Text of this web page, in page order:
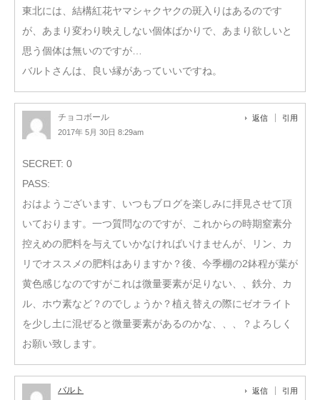
東北には、結構紅花ヤマシャクヤクの斑入りはあるのです
が、あまり変わり映えしない個体ばかりで、あまり欲しいと
思う個体は無いのですが…
バルトさんは、良い縁があっていいですね。
チョコボール
2017年 5月 30日 8:29am
返信 引用
SECRET: 0
PASS:
おはようございます、いつもブログを楽しみに拝見させて頂
いております。一つ質問なのですが、これからの時期窒素分
控えめの肥料を与えていかなければいけませんが、リン、カ
リでオススメの肥料はありますか？後、今季棚の2鉢程が葉が
黄色感じなのですがこれは微量要素が足りない、、鉄分、カ
ル、ホウ素など？のでしょうか？植え替えの際にゼオライト
を少し土に混ぜると微量要素があるのかな、、、？よろしく
お願い致します。
バルト 返信 引用